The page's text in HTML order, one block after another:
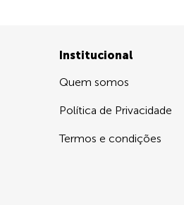
Institucional
Quem somos
Política de Privacidade
Termos e condições